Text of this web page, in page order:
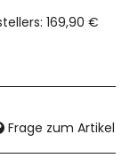
: 169,90 €
Frage zum Artikel